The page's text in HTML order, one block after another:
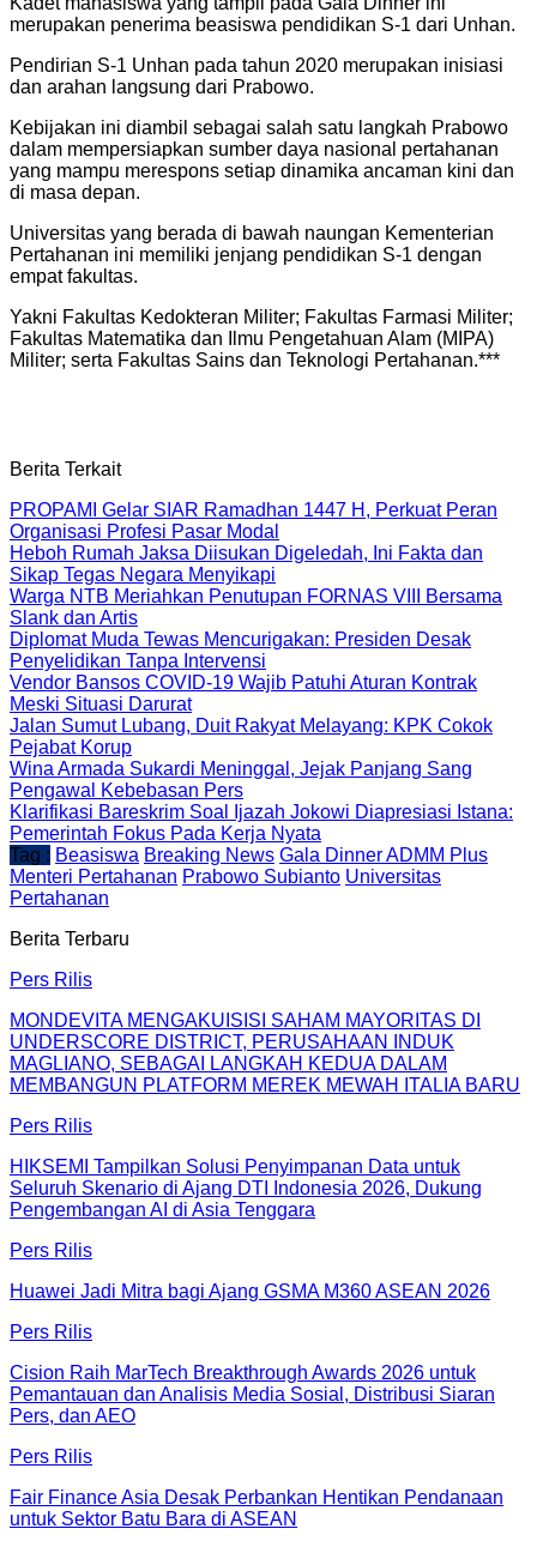
merupakan penerima beasiswa pendidikan S-1 dari Unhan.
Pendirian S-1 Unhan pada tahun 2020 merupakan inisiasi
dan arahan langsung dari Prabowo.
Kebijakan ini diambil sebagai salah satu langkah Prabowo
dalam mempersiapkan sumber daya nasional pertahanan
yang mampu merespons setiap dinamika ancaman kini dan
di masa depan.
Universitas yang berada di bawah naungan Kementerian
Pertahanan ini memiliki jenjang pendidikan S-1 dengan
empat fakultas.
Yakni Fakultas Kedokteran Militer; Fakultas Farmasi Militer;
Fakultas Matematika dan Ilmu Pengetahuan Alam (MIPA)
Militer; serta Fakultas Sains dan Teknologi Pertahanan.***
Berita Terkait
PROPAMI Gelar SIAR Ramadhan 1447 H, Perkuat Peran
Organisasi Profesi Pasar Modal
Heboh Rumah Jaksa Diisukan Digeledah, Ini Fakta dan
Sikap Tegas Negara Menyikapi
Warga NTB Meriahkan Penutupan FORNAS VIII Bersama
Slank dan Artis
Diplomat Muda Tewas Mencurigakan: Presiden Desak
Penyelidikan Tanpa Intervensi
Vendor Bansos COVID-19 Wajib Patuhi Aturan Kontrak
Meski Situasi Darurat
Jalan Sumut Lubang, Duit Rakyat Melayang: KPK Cokok
Pejabat Korup
Wina Armada Sukardi Meninggal, Jejak Panjang Sang
Pengawal Kebebasan Pers
Klarifikasi Bareskrim Soal Ijazah Jokowi Diapresiasi Istana:
Pemerintah Fokus Pada Kerja Nyata
Tag : Beasiswa Breaking News Gala Dinner ADMM Plus
Menteri Pertahanan Prabowo Subianto Universitas
Pertahanan
Berita Terbaru
Pers Rilis
MONDEVITA MENGAKUISISI SAHAM MAYORITAS DI
UNDERSCORE DISTRICT, PERUSAHAAN INDUK
MAGLIANO, SEBAGAI LANGKAH KEDUA DALAM
MEMBANGUN PLATFORM MEREK MEWAH ITALIA BARU
Pers Rilis
HIKSEMI Tampilkan Solusi Penyimpanan Data untuk
Seluruh Skenario di Ajang DTI Indonesia 2026, Dukung
Pengembangan AI di Asia Tenggara
Pers Rilis
Huawei Jadi Mitra bagi Ajang GSMA M360 ASEAN 2026
Pers Rilis
Cision Raih MarTech Breakthrough Awards 2026 untuk
Pemantauan dan Analisis Media Sosial, Distribusi Siaran
Pers, dan AEO
Pers Rilis
Fair Finance Asia Desak Perbankan Hentikan Pendanaan
untuk Sektor Batu Bara di ASEAN